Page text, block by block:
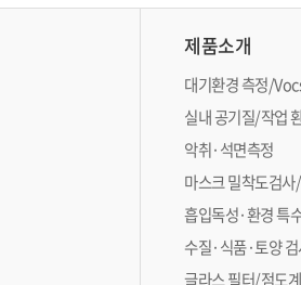
제품소개
대기환경 측정/
실내 공기질/작업
악취·석면측정
마스크 밀착도검
흡입독성·환경 특
수질·식품·토양
글라스 필터/점도